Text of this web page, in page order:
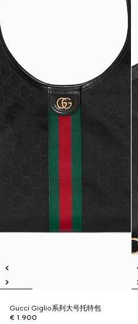
Gucci Giglio系列大号托特包
€ 1.900